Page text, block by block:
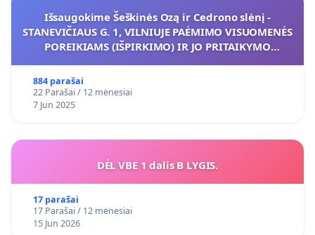
Išsaugokime Šeškinės Ozą ir Cedrono slėnį -
STANEVIČIAUS G. 1, VILNIUJE PAĖMIMO VISUOMENĖS
POREIKIAMS (IŠPIRKIMO) IR JO PRITAIKYMO
884 parašai
22 Parašai / 12 mėnesiai
7 Jun 2025
DĖL VBE 1 dalis B LYGIS.
17 parašai
17 Parašai / 12 mėnesiai
15 Jun 2026